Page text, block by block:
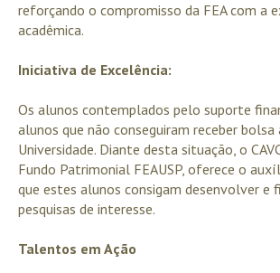
reforçando o compromisso da FEA com a
acadêmica.
Iniciativa de Excelência:
Os alunos contemplados pelo suporte
alunos que não conseguiram receber
Universidade. Diante desta situação, o
Fundo Patrimonial FEAUSP, oferece o
que estes alunos consigam desenvolver e
pesquisas de interesse.
Talentos em Ação